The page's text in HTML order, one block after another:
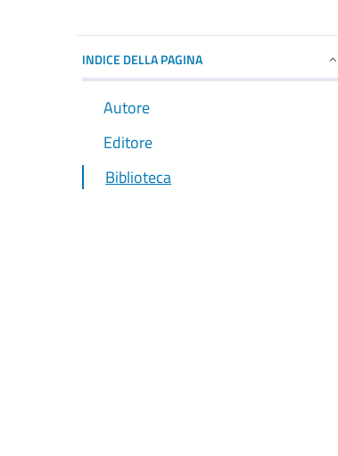
INDICE DELLA PAGINA
Autore
Editore
Biblioteca